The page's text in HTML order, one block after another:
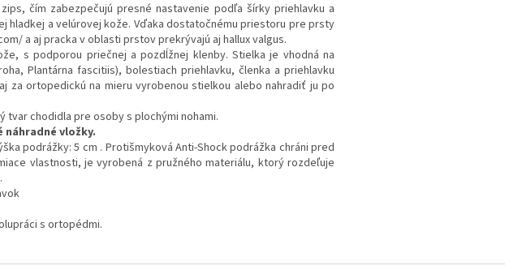
čím zabezpečujú presné nastavenie podľa šírky priehlavku a
hladkej a velúrovej kože. Vďaka dostatočnému priestoru pre prsty
a aj pracka v oblasti prstov prekrývajú aj hallux valgus.
s podporou priečnej a pozdĺžnej klenby. Stielka je vhodná na
Plantárna fascitiis), bolestiach priehlavku, členka a priehlavku
za ortopedickú na mieru vyrobenou stielkou alebo nahradiť ju po
chodidla pre osoby s plochými nohami.
vložky.
podrážky: 5 cm . Protišmyková Anti-Shock podrážka chráni pred
vlastnosti, je vyrobená z pružného materiálu, ktorý rozdeľuje
s ortopédmi.